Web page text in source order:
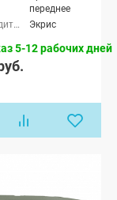
переднее
Экрис
5-12 рабочих дней